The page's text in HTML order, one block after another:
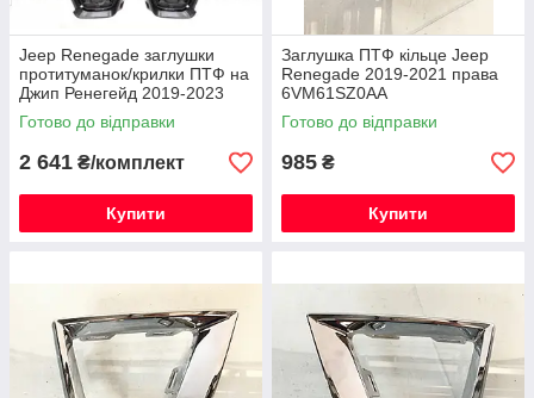
Jeep Renegade заглушки
протитуманок/крилки ПТФ на
Джип Ренегейд 2019-2023
комплект 6VP53LXHAA,
6VP54LXHA
Готово до відправки
2 641 ₴/комплект
Купити
Заглушка ПТФ кільце Jeep
Renegade 2019-2021 права
6VM61SZ0AA
Готово до відправки
985 ₴
Купити